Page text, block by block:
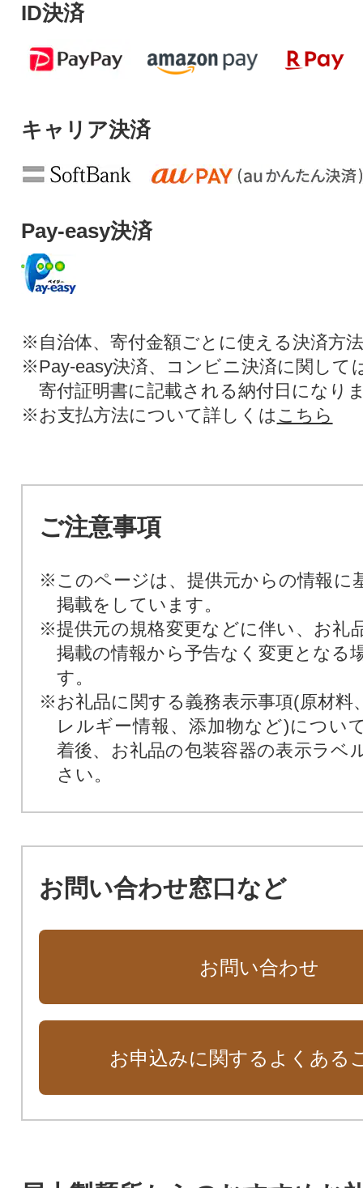
ID決済
キャリア決済
Pay-easy決済
※自治体、寄付金額ごとに使える決済方
※Pay-easy決済、コンビニ決済に関して
寄付証明書に記載される納付日になり
※お支払方法について詳しくは こちら
ご注意事項
※このページは、提供元からの情報に
掲載をしています。
※提供元の規格変更などに伴い、お礼
掲載の情報から予告なく変更となる
す。
※お礼品に関する義務表示事項(原材料
レルギー情報、添加物など)につい
着後、お礼品の包装容器の表示ラベ
さい。
お問い合わせ窓口など
お問い合わせ
お申込みに関するよくある